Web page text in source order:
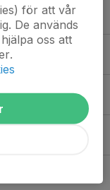
för att vår
De används
oss att